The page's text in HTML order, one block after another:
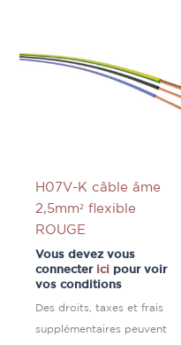
H07V-K câble âme
2,5mm² flexible
ROUGE
Vous devez vous
connecter ici pour voir
vos conditions
Des droits, taxes et frais
supplémentaires peuvent